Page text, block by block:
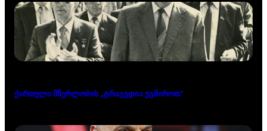
ქართული მწერლობის „ტრაგედია უგმიროთ“